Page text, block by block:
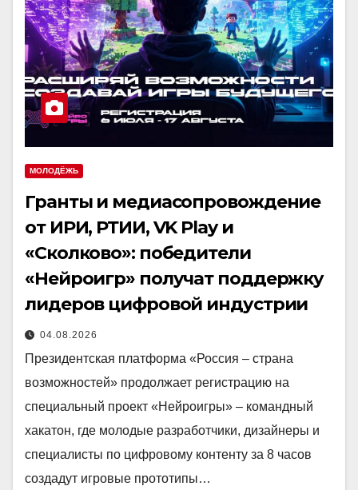
МОЛОДЁЖЬ
Гранты и медиасопровождение
от ИРИ, РТИИ, VK Play и
«Сколково»: победители
«Нейроигр» получат поддержку
лидеров цифровой индустрии
04.08.2026
Президентская платформа «Россия – страна
возможностей» продолжает регистрацию на
специальный проект «Нейроигры» – командный
хакатон, где молодые разработчики, дизайнеры и
специалисты по цифровому контенту за 8 часов
создадут игровые прототипы…